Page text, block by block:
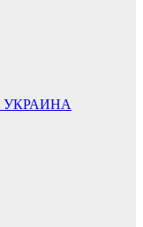
УКРАИНА